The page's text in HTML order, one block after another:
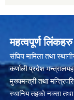
महत्वपूर्ण लिंकहरु
संघिय मामिला तथा
कर्णाली प्रदेश
मुख्यमन्त्री तथा
स्थानिय तहकाे नक्सा तथा